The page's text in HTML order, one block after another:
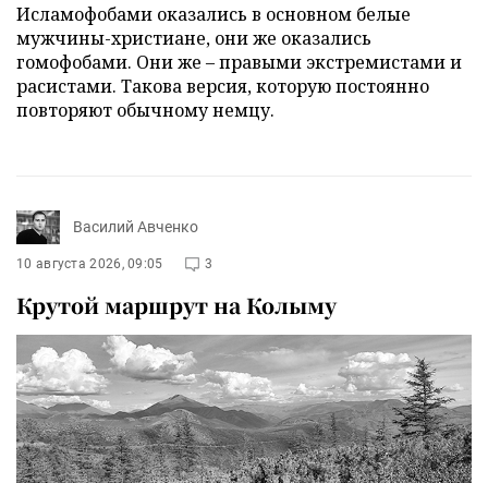
Исламофобами оказались в основном белые
мужчины-христиане, они же оказались
гомофобами. Они же – правыми экстремистами и
расистами. Такова версия, которую постоянно
повторяют обычному немцу.
Василий Авченко
10 августа 2026, 09:05 3
Крутой маршрут на Колыму